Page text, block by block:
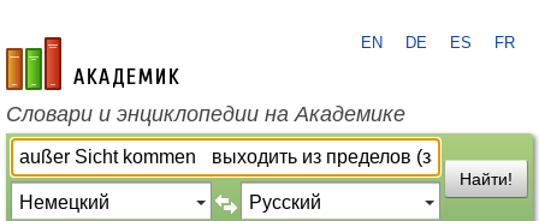
academic.ru
EN DE ES FR
Словари и энциклопедии на Академике
Найти!